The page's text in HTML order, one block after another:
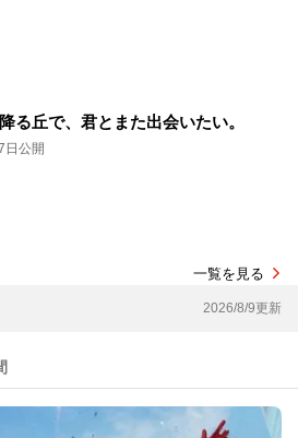
る丘で、君とまた出会いたい。
日公開
一覧を見る
2026/8/9更新